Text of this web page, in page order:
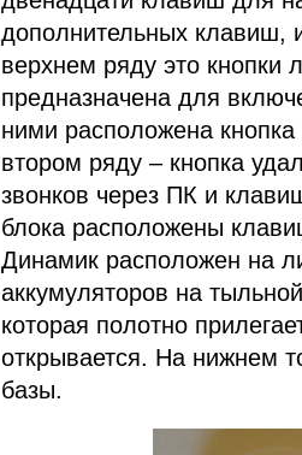
дополнительных клавиш,
верхнем ряду это кнопки
предназначена для
ними расположена
втором ряду – кнопка
звонков через ПК и
блока расположены
Динамик расположен на
аккумуляторов на
которая полотно
открывается. На нижнем
базы.